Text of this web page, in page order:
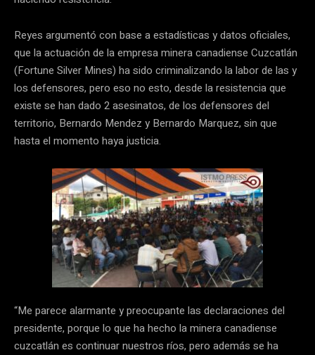
Reyes argumentó con base a estadísticas y datos oficiales,
que la actuación de la empresa minera canadiense Cuzcatlán
(Fortune Silver Mines) ha sido criminalizando la labor de las y
los defensores, pero eso no esto, desde la resistencia que
existe se han dado 2 asesinatos, de los defensores del
territorio, Bernardo Mendez y Bernardo Marquez, sin que
hasta el momento haya justicia.
“Me parece alarmante y preocupante las declaraciones del
presidente, porque lo que ha hecho la minera canadiense
cuzcatlán es continuar nuestros ríos, pero además se ha